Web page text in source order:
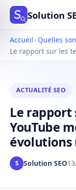
Solution
Accueil › Quelles
Le rapport sur les
ACTUALITÉ SEO
Le rapport
YouTube
évolutions
S Solution SEO